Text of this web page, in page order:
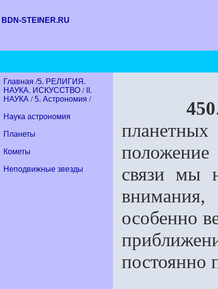
BDN-STEINER.RU
Главная /5. РЕЛИГИЯ.
НАУКА. ИСКУССТВО /
II.
НАУКА /5. Астрономия /
Наука астрономия
Планеты
Кометы
Неподвижные звезды
450
связи мы
особенно
постоянно